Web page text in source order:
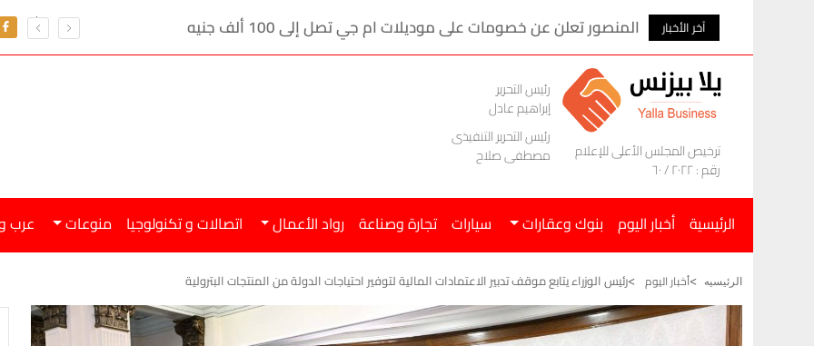
آخر الأخبار المنصور تعلن عن خصومات على موديلات ام جي تصل إلى 100 ألف جنيه
ترخيص المجلس الأعلى للإعلام
رقم : ٢٠٢٢ / ٦٠
رئيس التحرير
إبراهيم عادل
رئيس التحرير التنفيذى
مصطفى صلاح
الرئيسية أخبار اليوم بنوك وعقارات سيارات تجارة وصناعة رواد الأعمال اتصالات و تكنولوجيا منوعات عرب
الرئيسيه أخبار اليوم رئيس الوزراء يتابع موقف تدبير الاعتمادات المالية لتوفير احتياجات الدولة من المنتجات البترولية